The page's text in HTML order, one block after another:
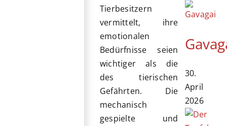
Tierbesitzern
vermittelt, ihre
emotionalen
Bedürfnisse seien
wichtiger als die
des tierischen
Gefährten. Die
mechanisch
gespielte und
30.
April
2026